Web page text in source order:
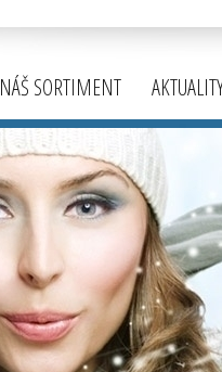
NÁŠ SORTIMENT